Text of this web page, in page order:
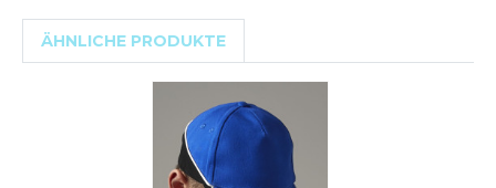
ÄHNLICHE PRODUKTE